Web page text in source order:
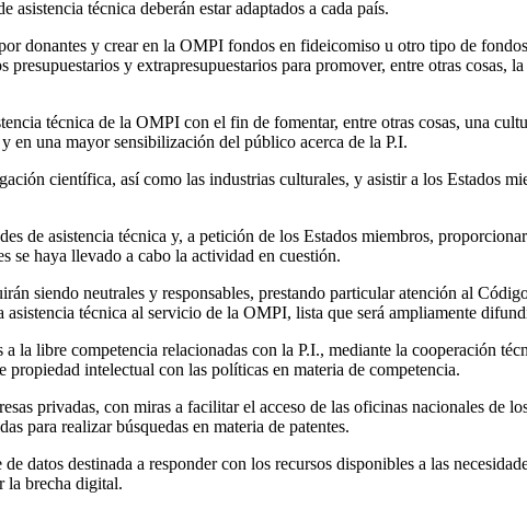
técnica deberán estar adaptados a cada país.
donantes y crear en la OMPI fondos en fideicomiso u otro tipo de
y extrapresupuestarios para promover, entre otras cosas,
técnica de la OMPI con el fin de fomentar, entre otras cosas, una
en una mayor sensibilización del público acerca de la P.I.
científica, así como las industrias culturales, y asistir a los Estados
de asistencia técnica y, a petición de los Estados miembros,
se haya llevado a cabo la actividad en cuestión.
siendo neutrales y responsables, prestando particular atención al
técnica al servicio de la OMPI, lista que será ampliamente
la libre competencia relacionadas con la P.I., mediante la cooperación
intelectual con las políticas en materia de competencia.
privadas, con miras a facilitar el acceso de las oficinas nacionales de
para realizar búsquedas en materia de patentes.
datos destinada a responder con los recursos disponibles a las
la brecha digital.